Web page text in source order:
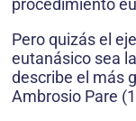
procedimiento
Pero quizás el
eutanásico sea
describe el más
Ambrosio Pare